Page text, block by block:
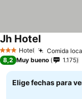
3 Estrellas
Hotel Comida
Jh Hotel
8,2 Muy bueno 1.175
Elige fechas para